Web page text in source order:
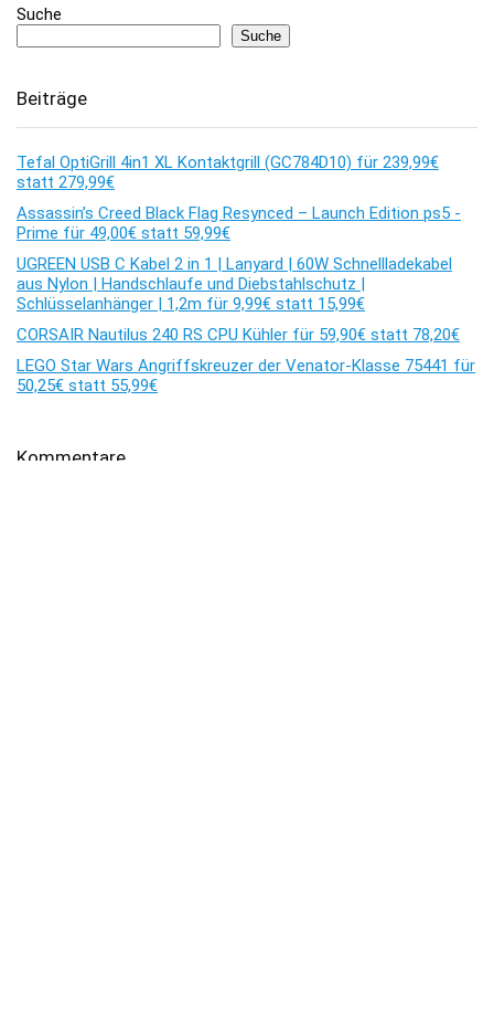
Suche
Suche
Beiträge
Tefal OptiGrill 4in1 XL Kontaktgrill (GC784D10) für 239,99€
statt 279,99€
Assassin’s Creed Black Flag Resynced – Launch Edition ps5 -
Prime für 49,00€ statt 59,99€
UGREEN USB C Kabel 2 in 1 | Lanyard | 60W Schnellladekabel
aus Nylon | Handschlaufe und Diebstahlschutz |
Schlüsselanhänger | 1,2m für 9,99€ statt 15,99€
CORSAIR Nautilus 240 RS CPU Kühler für 59,90€ statt 78,20€
LEGO Star Wars Angriffskreuzer der Venator-Klasse 75441 für
50,25€ statt 55,99€
Kommentare